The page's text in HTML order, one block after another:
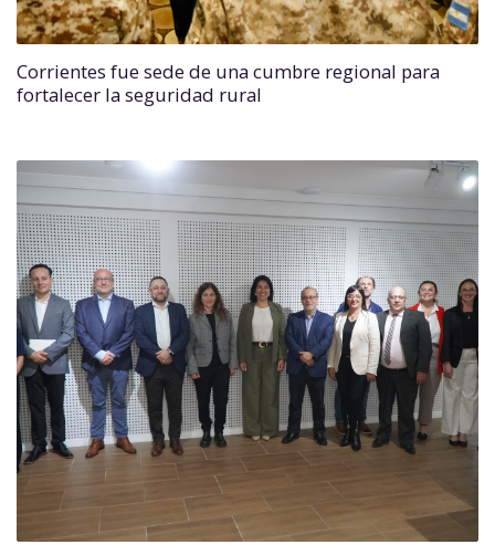
Corrientes fue sede de una cumbre regional para
fortalecer la seguridad rural